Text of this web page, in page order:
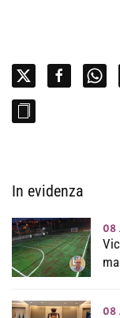
In evidenza
08
08